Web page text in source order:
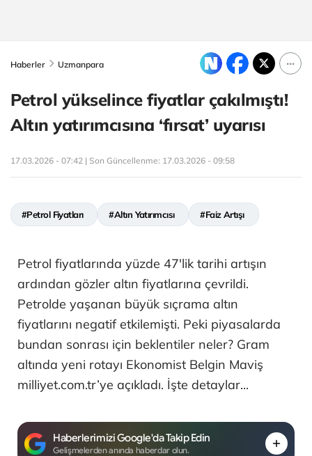
Haberler Uzmanpara
Petrol yükselince fiyatlar çakılmıştı!
Altın yatırımcısına ‘fırsat’ uyarısı
17.03.2026 - 07:42 | Son Güncellenme: 17.03.2026 - 09:58
#Petrol Fiyatları #Altın Yatırımcısı #Faiz Artışı
Petrol fiyatlarında yüzde 47'lik tarihi artışın
ardından gözler altın fiyatlarına çevrildi.
Petrolde yaşanan büyük sıçrama altın
fiyatlarını negatif etkilemişti. Peki piyasalarda
bundan sonrası için beklentiler neler? Gram
altında yeni rotayı Ekonomist Belgin Maviş
milliyet.com.tr’ye açıkladı. İşte detaylar...
Haberlerimizi Google'da Takip Edin
Gelişmelerden anında haberdar olun.